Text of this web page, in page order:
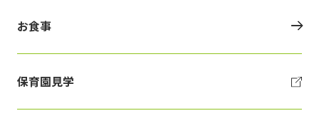
お食事
保育園見学